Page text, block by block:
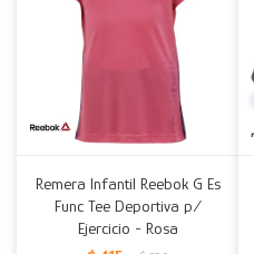
Remera Infantil Reebok G Es
Func Tee Deportiva p/
Ejercicio - Rosa